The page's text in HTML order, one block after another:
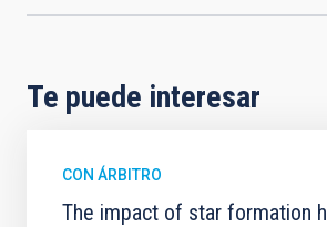
Te puede interesar
CON ÁRBITRO
The impact of star formation